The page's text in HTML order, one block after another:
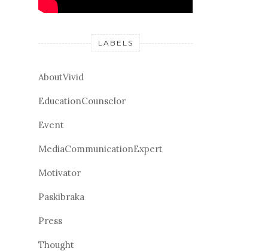
LABELS
AboutVivid
EducationCounselor
Event
MediaCommunicationExpert
Motivator
Paskibraka
Press
Thought